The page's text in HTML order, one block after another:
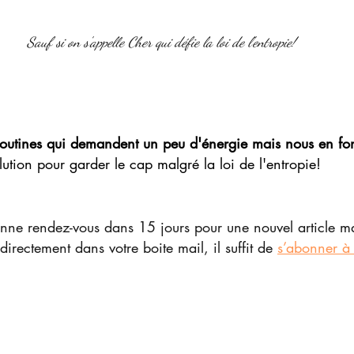
Sauf si on s'appelle Cher qui défie la loi de l'entropie!
qui demandent un peu d'énergie mais nous en
pour garder le cap malgré la loi de l'entropie!
rendez-vous dans 15 jours pour une nouvel article
dans votre boite mail, il suffit de s’abonner